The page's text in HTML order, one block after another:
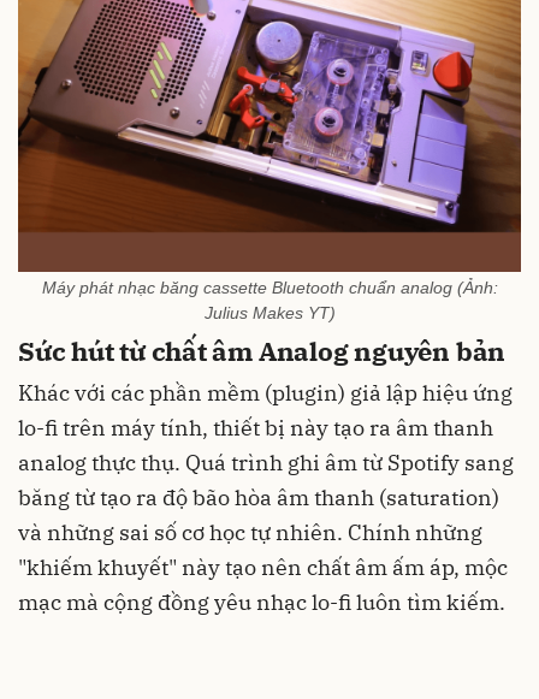
Máy phát nhạc băng cassette Bluetooth chuẩn analog (Ảnh:
Julius Makes YT)
Sức hút từ chất âm Analog nguyên bản
Khác với các phần mềm (plugin) giả lập hiệu ứng
lo-fi trên máy tính, thiết bị này tạo ra âm thanh
analog thực thụ. Quá trình ghi âm từ Spotify sang
băng từ tạo ra độ bão hòa âm thanh (saturation)
và những sai số cơ học tự nhiên. Chính những
"khiếm khuyết" này tạo nên chất âm ấm áp, mộc
mạc mà cộng đồng yêu nhạc lo-fi luôn tìm kiếm.